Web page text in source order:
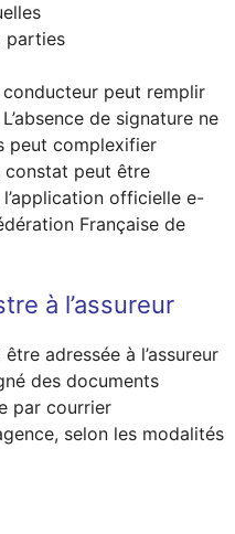
parties
peut remplir
de signature ne
peut complexifier
constat peut être
officielle e-
Française de
à l’assureur
adressée à l’assureur
des documents
par courrier
selon les modalités